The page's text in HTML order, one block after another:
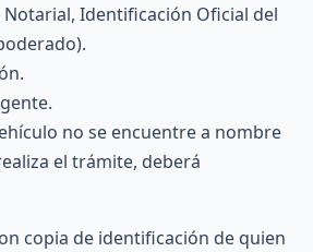
Identificación Oficial del
no se encuentre a nombre
el trámite, deberá
copia de identificación de quien